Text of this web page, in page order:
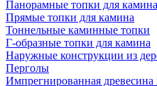
Панорамные топки для камина
Прямые топки для камина
Тоннельные каминные топки
Г-образные топки для камина
Наружные конструкции из
Перголы
Импрегнированная древесина